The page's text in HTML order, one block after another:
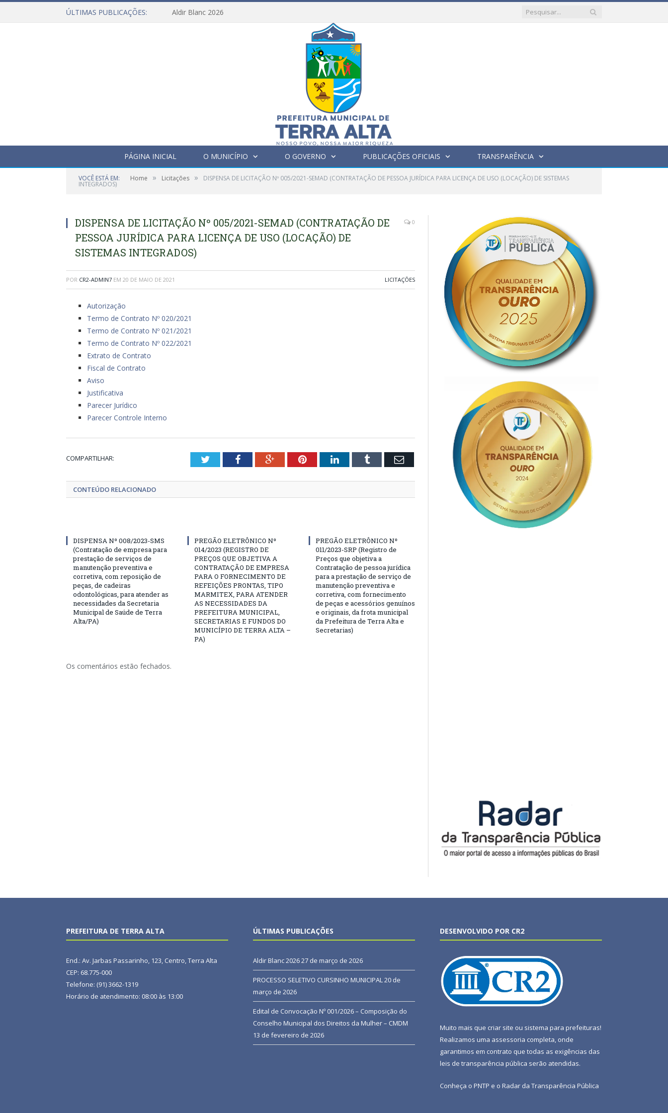
ÚLTIMAS PUBLICAÇÕES: Aldir Blanc 2026
PÁGINA INICIAL O MUNICÍPIO O GOVERNO PUBLICAÇÕES OFICIAIS TRANSPARÊNCIA
VOCÊ ESTÁ EM: Home » Licitações » DISPENSA DE LICITAÇÃO Nº 005/2021-SEMAD (CONTRATAÇÃO DE PESSOA JURÍDICA PARA LICENÇA DE USO (LOCAÇÃO) DE SISTEMAS
INTEGRADOS)
DISPENSA DE LICITAÇÃO Nº 005/2021-SEMAD (CONTRATAÇÃO DE
PESSOA JURÍDICA PARA LICENÇA DE USO (LOCAÇÃO) DE
SISTEMAS INTEGRADOS)
0
POR CR2-ADMIN7 EM 20 DE MAIO DE 2021 LICITAÇÕES
Autorização
Termo de Contrato Nº 020/2021
Termo de Contrato Nº 021/2021
Termo de Contrato Nº 022/2021
Extrato de Contrato
Fiscal de Contrato
Aviso
Justificativa
Parecer Jurídico
Parecer Controle Interno
COMPARTILHAR: TwitterFacebookGoogle+PinterestLinkedInTumblr Email
CONTEÚDO RELACIONADO
DISPENSA Nº 008/2023-SMS
(Contratação de empresa para
prestação de serviços de
manutenção preventiva e
corretiva, com reposição de
peças, de cadeiras
odontológicas, para atender as
necessidades da Secretaria
Municipal de Saúde de Terra
Alta/PA)
PREGÃO ELETRÔNICO Nº
014/2023 (REGISTRO DE
PREÇOS QUE OBJETIVA A
CONTRATAÇÃO DE EMPRESA
PARA O FORNECIMENTO DE
REFEIÇÕES PRONTAS, TIPO
MARMITEX, PARA ATENDER
AS NECESSIDADES DA
PREFEITURA MUNICIPAL,
SECRETARIAS E FUNDOS DO
MUNICÍPIO DE TERRA ALTA –
PA)
PREGÃO ELETRÔNICO Nº
011/2023-SRP (Registro de
Preços que objetiva a
Contratação de pessoa jurídica
para a prestação de serviço de
manutenção preventiva e
corretiva, com fornecimento
de peças e acessórios genuínos
e originais, da frota municipal
da Prefeitura de Terra Alta e
Secretarias)
Os comentários estão fechados.
PREFEITURA DE TERRA ALTA
End.: Av. Jarbas Passarinho, 123, Centro, Terra Alta
CEP: 68.775-000
Telefone: (91) 3662-1319
Horário de atendimento: 08:00 às 13:00
ÚLTIMAS PUBLICAÇÕES
Aldir Blanc 202627 de março de 2026
PROCESSO SELETIVO CURSINHO MUNICIPAL20 de
março de 2026
Edital de Convocação Nº 001/2026 – Composição do
Conselho Municipal dos Direitos da Mulher – CMDM
13 de fevereiro de 2026
DESENVOLVIDO POR CR2
Muito mais que criar site ou sistema para prefeituras!
Realizamos uma assessoria completa, onde
garantimos em contrato que todas as exigências das
leis de transparência pública serão atendidas.
Conheça o PNTP e o Radar da Transparência Pública